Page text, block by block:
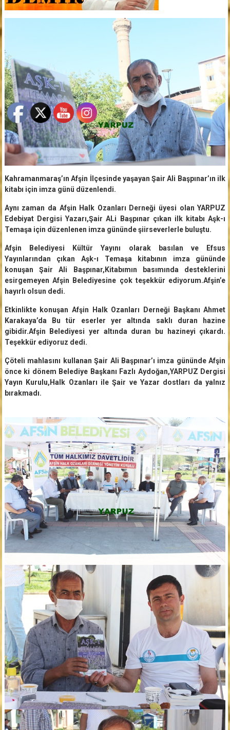
Kahramanmaraş’ın Afşin İlçesinde yaşayan Şair Ali Başpınar’ın ilk
kitabı için imza günü düzenlendi.
Aynı zaman da Afşin Halk Ozanları Derneği üyesi olan YARPUZ
Edebiyat Dergisi Yazarı,Şair ALi Başpınar çıkan ilk kitabı Aşk-ı
Temaşa için düzenlenen imza gününde şiirseverlerle buluştu.
Afşin Belediyesi Kültür Yayını olarak basılan ve Efsus
Yayınlarından çıkan Aşk-ı Temaşa kitabının imza gününde
konuşan Şair Ali Başpınar,Kitabımın basımında desteklerini
esirgemeyen Afşin Belediyesine çok teşekkür ediyorum.Afşin’e
hayırlı olsun dedi.
Etkinlikte konuşan Afşin Halk Ozanları Derneği Başkanı Ahmet
Karakaya’da Bu tür eserler yer altında saklı duran hazine
gibidir.Afşin Belediyesi yer altında duran bu hazineyi çıkardı.
Teşekkür ediyoruz dedi.
Çöteli mahlasını kullanan Şair Ali Başpınar’ı imza gününde Afşin
önce ki dönem Belediye Başkanı Fazlı Aydoğan,YARPUZ Dergisi
Yayın Kurulu,Halk Ozanları ile Şair ve Yazar dostları da yalnız
bırakmadı.